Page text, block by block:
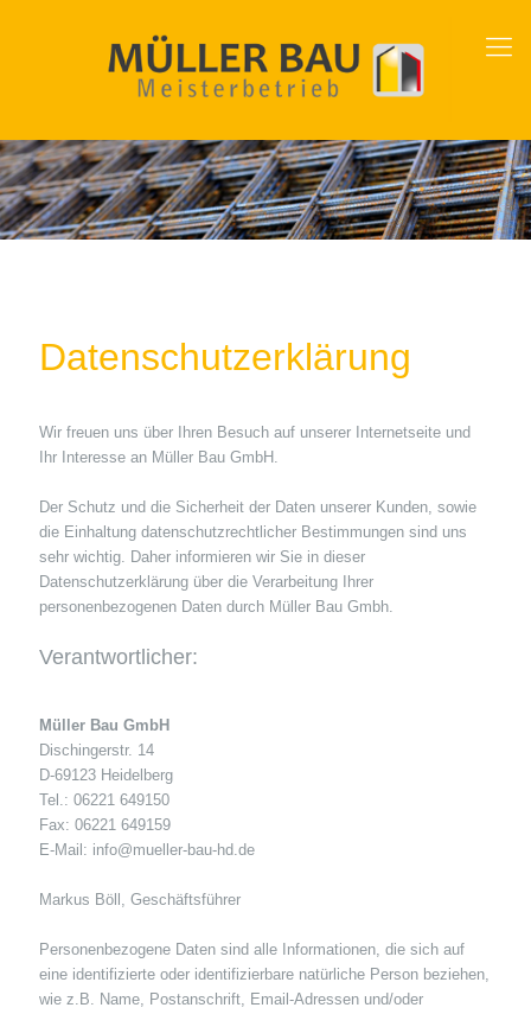
Datenschutzerklärung
Wir freuen uns über Ihren Besuch auf unserer Internetseite und
Ihr Interesse an Müller Bau GmbH.
Der Schutz und die Sicherheit der Daten unserer Kunden, sowie
die Einhaltung datenschutzrechtlicher Bestimmungen sind uns
sehr wichtig. Daher informieren wir Sie in dieser
Datenschutzerklärung über die Verarbeitung Ihrer
personenbezogenen Daten durch Müller Bau Gmbh.
Verantwortlicher:
Müller Bau GmbH
Dischingerstr. 14
D-69123 Heidelberg
Tel.: 06221 649150
Fax: 06221 649159
E-Mail: info@mueller-bau-hd.de
Markus Böll, Geschäftsführer
Personenbezogene Daten sind alle Informationen, die sich auf
eine identifizierte oder identifizierbare natürliche Person beziehen,
wie z.B. Name, Postanschrift, Email-Adressen und/oder